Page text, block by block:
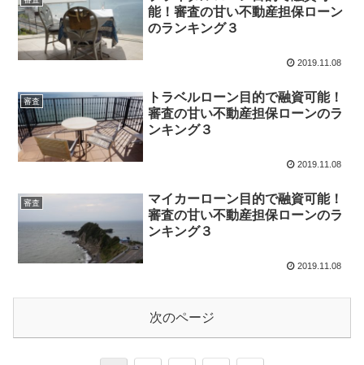
能！審査の甘い不動産担保ローン
のランキング３
2019.11.08
審査
トラベルローン目的で融資可能！
審査の甘い不動産担保ローンのラ
ンキング３
2019.11.08
審査
マイカーローン目的で融資可能！
審査の甘い不動産担保ローンのラ
ンキング３
2019.11.08
次のページ